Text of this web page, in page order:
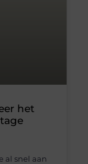
het
al snel aan